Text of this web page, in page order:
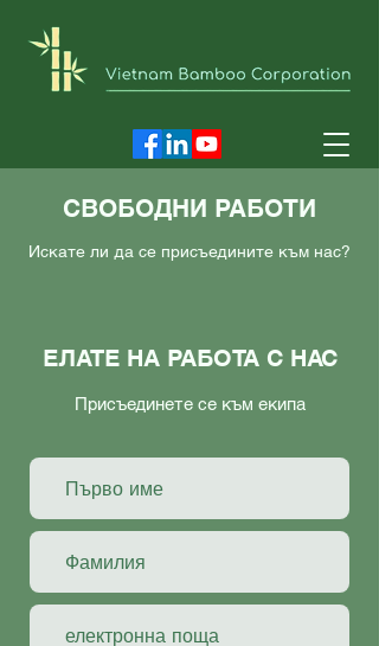
СВОБОДНИ РАБОТИ
Искате ли да се присъедините към нас?
ЕЛАТЕ НА РАБОТА С НАС
Присъединете се към екипа